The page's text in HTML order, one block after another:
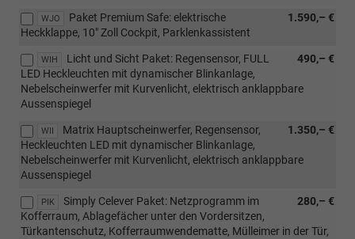
WJO 1.590,– €
Paket Premium Safe: elektrische
Heckklappe, 10" Zoll Cockpit, Parklenkassistent
WIH 490,– €
Licht und Sicht Paket: Regensensor, FULL
LED Heckleuchten mit dynamischer Blinkanlage,
Nebelscheinwerfer mit Kurvenlicht, elektrisch anklappbare
Aussenspiegel
WII 1.350,– €
Matrix Hauptscheinwerfer, Regensensor,
Heckleuchten LED mit dynamischer Blinkanlage,
Nebelscheinwerfer mit Kurvenlicht, elektrisch anklappbare
Aussenspiegel
PIK 280,– €
Simply Celever Paket: Netzprogramm im
Kofferraum, Ablagefächer unter den Vordersitzen,
Türkantenschutz, Kofferraumwendematte, Mülleimer in der Tür,